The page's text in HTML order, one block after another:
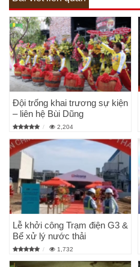
Đội trống khai trương sự kiện
– liên hệ Bùi Dũng
2,204
Lễ khởi công Trạm điện G3 &
Bể xử lý nước thải
1,732